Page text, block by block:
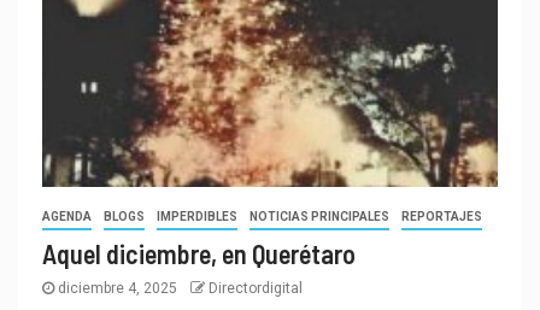
AGENDA BLOGS IMPERDIBLES NOTICIAS PRINCIPALES REPORTAJES
Aquel diciembre, en Querétaro
diciembre 4, 2025 Directordigital